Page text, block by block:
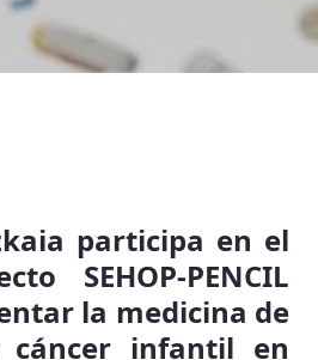
participa en el
SEHOP-PENCIL
la medicina de
cáncer infantil en